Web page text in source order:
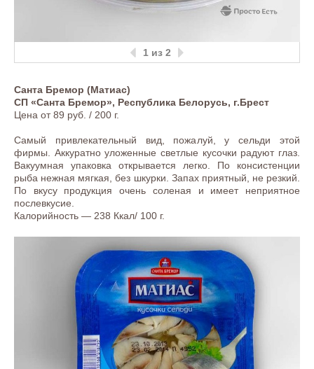
1 из 2
Санта Бремор (Матиас)
СП «Санта Бремор», Республика Белорусь, г.Брест
Цена от 89 руб. / 200 г.
Самый привлекательный вид, пожалуй, у сельди этой
фирмы. Аккуратно уложенные светлые кусочки радуют глаз.
Вакуумная упаковка открывается легко. По консистенции
рыба нежная мягкая, без шкурки. Запах приятный, не резкий.
По вкусу продукция очень соленая и имеет неприятное
послевкусие.
Калорийность — 238 Ккал/ 100 г.